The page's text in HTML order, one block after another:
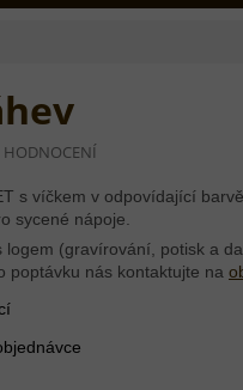
s víčkem v odpovídající
sycené nápoje.
logem (gravírování, potisk a
poptávku nás kontaktujte na